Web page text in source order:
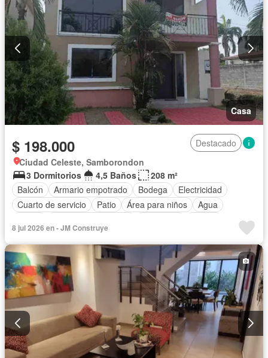
Casa
$ 198.000
Destacado
Ciudad Celeste, Samborondon
3 Dormitorios
4,5 Baños
208 m²
Balcón
Armario empotrado Bodega
Electricidad
Cuarto de servicio
Patio Área para niños
Agua
Cancha de tenis
Estacionamiento
Gimnasio
8 jul 2026 en - JM Construye